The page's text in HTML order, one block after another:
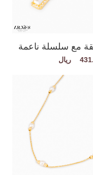
مع سلسلة ناعمة